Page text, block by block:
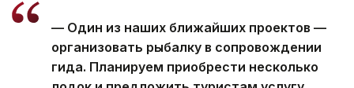
— Один из наших ближайших проектов —
организовать рыбалку в сопровождении
гида. Планируем приобрести несколько